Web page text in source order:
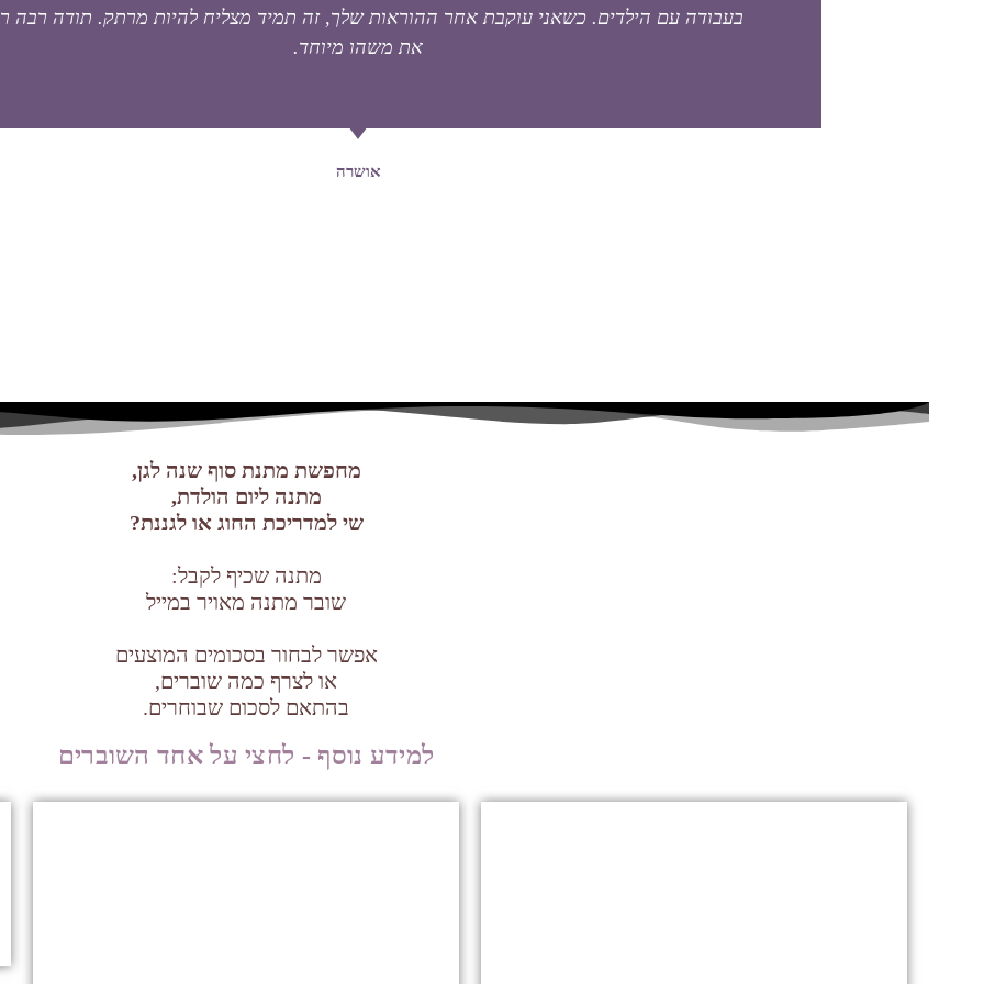
בעבודה עם הילדים. כשאני עוקבת אחר ההוראות שלך, זה תמיד מצליח להיות מרתק. תודה רבה
את משהו מיוחד.
אושרה
מחפשת מתנת סוף שנה לגן,
מתנה ליום הולדת,
שי למדריכת החוג או לגננת?
מתנה שכיף לקבל:
שובר מתנה מאויר במייל
אפשר לבחור בסכומים המוצעים
או לצרף כמה שוברים,
בהתאם לסכום שבוחרים.
למידע נוסף - לחצי על אחד השוברים